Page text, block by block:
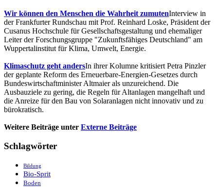
Wir können den Menschen die Wahrheit zumutenInterview in
der Frankfurter Rundschau mit Prof. Reinhard Loske, Präsident der
Cusanus Hochschule für Gesellschaftsgestaltung und ehemaliger
Leiter der Forschungsgruppe "Zukunftsfähiges Deutschland" am
Wuppertalinstitut für Klima, Umwelt, Energie.
Klimaschutz geht andersIn ihrer Kolumne kritisiert Petra Pinzler
der geplante Reform des Erneuerbare-Energien-Gesetzes durch
Bundeswirtschaftminister Altmaier als unzureichend. Die
Ausbauziele zu gering, die Regeln für Altanlagen mangelhaft und
die Anreize für den Bau von Solaranlagen nicht innovativ und zu
bürokratisch.
Weitere Beiträge unter Externe Beiträge
Schlagwörter
Bildung
Bio-Sprit
Boden